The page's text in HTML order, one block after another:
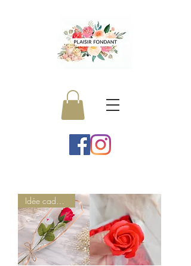
Idée cadeau